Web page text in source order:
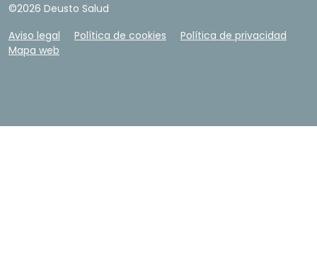
©2026 Deusto Salud
Aviso legal
Política de cookies
Política de privacidad
Mapa web